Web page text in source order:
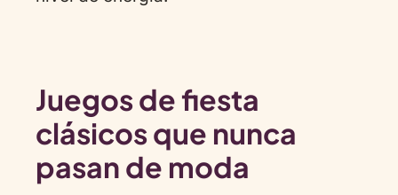
Juegos de fiesta
clásicos que nunca
pasan de moda